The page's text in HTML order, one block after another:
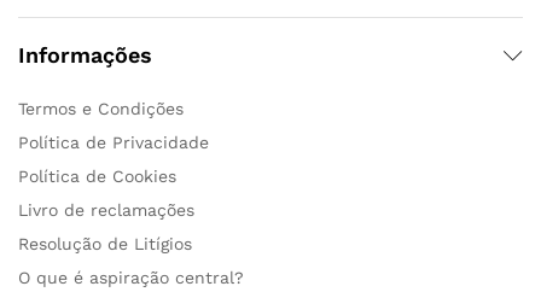
Informações
Termos e Condições
Política de Privacidade
Política de Cookies
Livro de reclamações
Resolução de Litígios
O que é aspiração central?